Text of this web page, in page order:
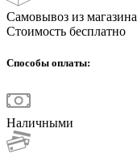
Самовывоз из магазина
Стоимость бесплатно
Способы оплаты:
Наличными